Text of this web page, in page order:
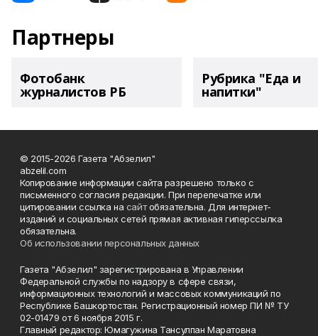
Партнеры
Фотобанк
журналистов РБ
Рубрика "Еда и
напитки"
© 2015-2026 Газета "Абзелил"
abzelil.com
Копирование информации сайта разрешено только с
письменного согласия редакции. При перепечатке или
цитировании ссылка на сайтобязательна. Для интернет-
изданий и социальных сетей прямая активная гиперссылка
обязательна.
Об использовании персональных данных
Газета "Абзелил" зарегистрирована в Управлении
Федеральной службы по надзору в сфере связи,
информационных технологий и массовых коммуникаций по
Республике Башкортостан. Регистрационный номер ПИ № ТУ
02-01479 от 6 ноября 2015 г.
Главный редактор: Юмагужина Тансулпан Маратовна